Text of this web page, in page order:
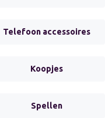
Telefoon accessoires
Koopjes
Spellen